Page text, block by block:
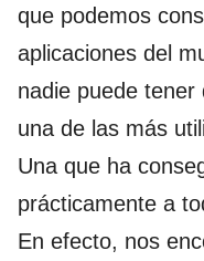
que podemos
aplicaciones del
nadie puede
una de las más
Una que ha
prácticamente a
En efecto, nos